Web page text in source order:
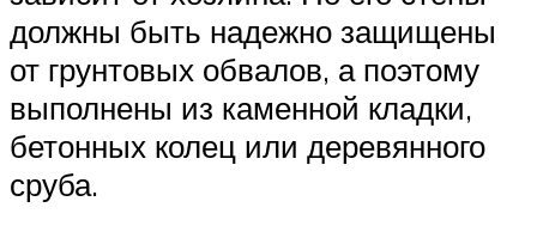
должны быть надежно защищены
от грунтовых обвалов, а поэтому
выполнены из каменной кладки,
бетонных колец или деревянного
сруба.